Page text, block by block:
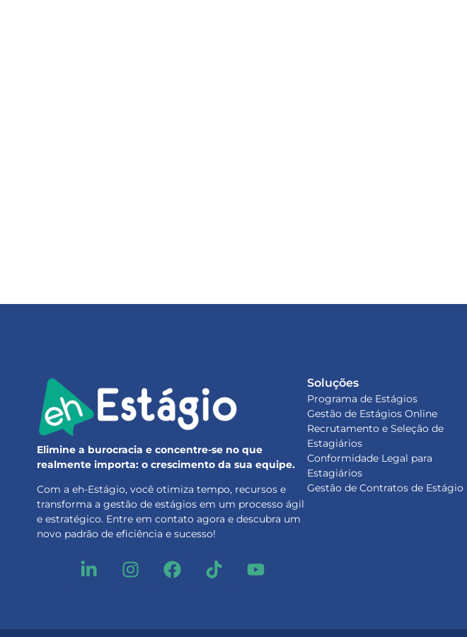
Elimine a burocracia e concentre-se no que
realmente importa: o crescimento da sua equipe.
Com a eh-Estágio, você otimiza tempo, recursos e
transforma a gestão de estágios em um processo ágil
e estratégico. Entre em contato agora e descubra um
novo padrão de eficiência e sucesso!
Soluções
Programa de Estágios
Gestão de Estágios Online
Recrutamento e Seleção de
Estagiários
Conformidade Legal para
Estagiários
Gestão de Contratos de Estágio